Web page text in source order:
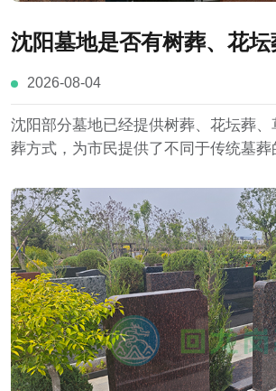
沈阳墓地是否有树葬、花坛
选项？与传统墓葬有哪些区
2026-08-04
沈阳部分墓地已经提供树葬、花坛葬
葬方式，为市民提供了不同于传统墓葬
方式等方面存在明显区别。